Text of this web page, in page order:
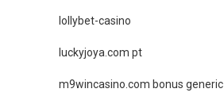
lollybet-casino
luckyjoya.com pt
m9wincasino.com bonus generic